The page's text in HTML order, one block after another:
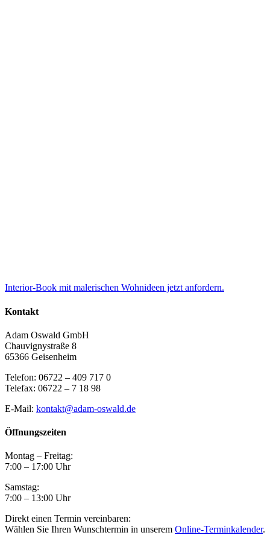
Interior-Book mit malerischen Wohnideen jetzt anfordern.
Kontakt
Adam Oswald GmbH
Chauvignystraße 8
65366 Geisenheim
Telefon: 06722 – 409 717 0
Telefax: 06722 – 7 18 98
E-Mail: kontakt@adam-oswald.de
Öffnungszeiten
Montag – Freitag:
7:00 – 17:00 Uhr
Samstag:
7:00 – 13:00 Uhr
Direkt einen Termin vereinbaren:
Wählen Sie Ihren Wunschtermin in unserem Online-Terminkalender.